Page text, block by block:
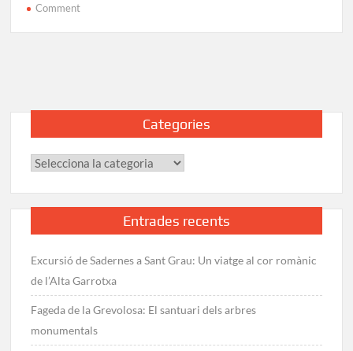
Commenton
la
per
Montsià
Categories
Categories
Entrades recents
Excursió de Sadernes a Sant Grau: Un viatge al cor romànic
de l’Alta Garrotxa
Fageda de la Grevolosa: El santuari dels arbres
monumentals